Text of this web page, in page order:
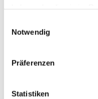
Notwendig
Präferenzen
Statistiken
Technische Daten
Anlegethermostat
Sensorelement